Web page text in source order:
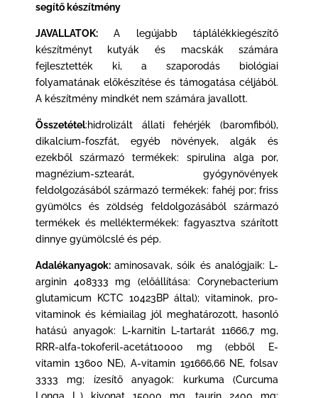
segítő készítmény
JAVALLATOK:A legújabb táplálékkiegészítő
készítményt kutyák és macskák számára
fejlesztették ki, a szaporodás biológiai
folyamatának előkészítése és támogatása céljából.
A készítmény mindkét nem számára javallott.
Összetétel:hidrolizált állati fehérjék (baromfiból),
dikalcium-foszfát, egyéb növények, algák és
ezekből származó termékek: spirulina alga por,
magnézium-sztearát, gyógynövények
feldolgozásából származó termékek: fahéj por; friss
gyümölcs és zöldség feldolgozásából származó
termékek és melléktermékek: fagyasztva szárított
dinnye gyümölcslé és pép.
Adalékanyagok:aminosavak, sóik és analógjaik: L-
arginin 408333 mg (előállítása: Corynebacterium
glutamicum KCTC 10423BP által); vitaminok, pro-
vitaminok és kémiailag jól meghatározott, hasonló
hatású anyagok: L-karnitin L-tartarát 11666,7 mg,
RRR-alfa-tokoferil-acetát10000 mg (ebből E-
vitamin 13600 NE), A-vitamin 191666,66 NE, folsav
3333 mg; ízesítő anyagok: kurkuma (Curcuma
Longa L.) kivonat 15000 mg, taurin 2400 mg;